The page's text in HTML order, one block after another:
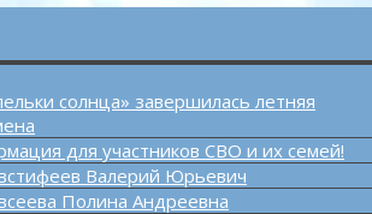
солнца» завершилась летняя
для участников СВО и их семей!
Валерий Юрьевич
Полина Андреевна